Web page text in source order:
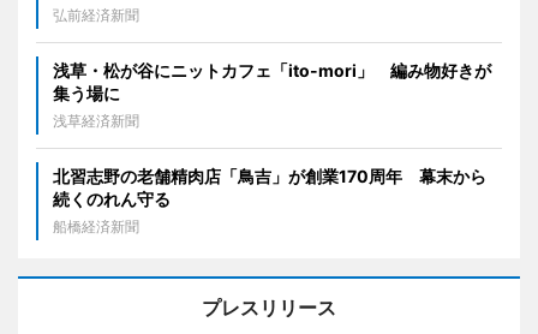
弘前経済新聞
浅草・松が谷にニットカフェ「ito-mori」 編み物好きが
集う場に
浅草経済新聞
北習志野の老舗精肉店「鳥吉」が創業170周年 幕末から
続くのれん守る
船橋経済新聞
プレスリリース